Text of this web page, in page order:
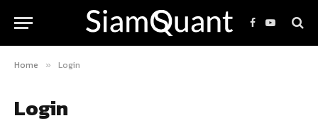
Facebook
YouTube
Home » Login
Login